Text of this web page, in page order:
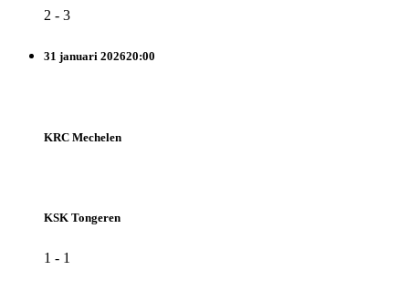
2 - 3
31 januari 202620:00
KRC Mechelen
KSK Tongeren
1 - 1